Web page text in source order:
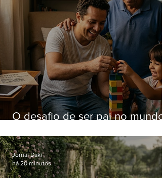
O desafio de ser pai no mundo
Jornal Daki
há 20 minutos